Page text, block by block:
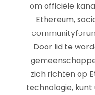
om officiële
Ethereum,
Door lid te
zich richten op
technologie,